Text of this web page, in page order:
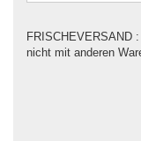
FRISCHEVERSAND
nicht mit anderen